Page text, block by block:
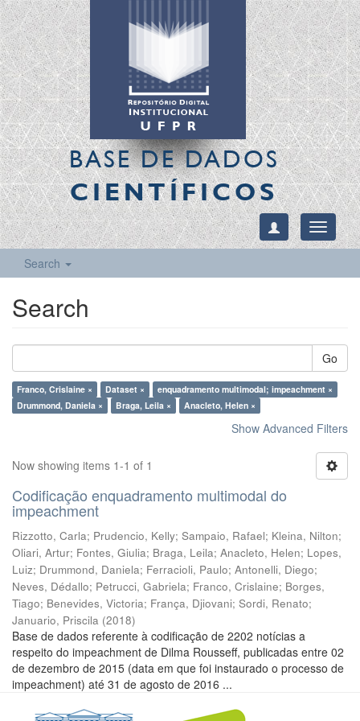
BASE DE DADOS
CIENTÍFICOS
Toggle
Search
Search
Go
Franco, Crislaine × Dataset ×
enquadramento multimodal; impeachment ×
Drummond, Daniela ×
Braga, Leila × Anacleto, Helen ×
Show Advanced Filters
Now showing items 1-1 of 1
Codificação enquadramento multimodal do
impeachment
Rizzotto, Carla; Prudencio, Kelly; Sampaio, Rafael; Kleina, Nilton;
Oliari, Artur; Fontes, Giulia; Braga, Leila; Anacleto, Helen; Lopes,
Luiz; Drummond, Daniela; Ferracioli, Paulo; Antonelli, Diego;
Neves, Dédallo; Petrucci, Gabriela; Franco, Crislaine; Borges,
Tiago; Benevides, Victoria; França, Djiovani; Sordi, Renato;
Januario, Priscila (2018)
Base de dados referente à codificação de 2202 notícias a
respeito do impeachment de Dilma Rousseff, publicadas entre 02
de dezembro de 2015 (data em que foi instaurado o processo de
impeachment) até 31 de agosto de 2016 ...